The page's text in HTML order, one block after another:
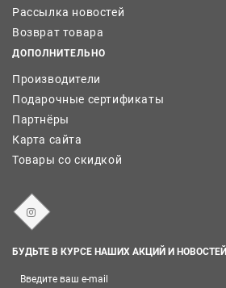
Рассылка новостей
Возврат товара
ДОПОЛНИТЕЛЬНО
Производители
Подарочные сертификаты
Партнёры
Карта сайта
Товары со скидкой
БУДЬТЕ В КУРСЕ НАШИХ АКЦИЙ И НОВОСТЕЙ